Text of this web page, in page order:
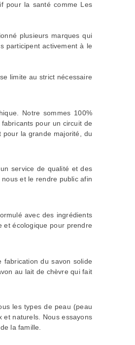
pour la santé comme Les
plusieurs marques qui
participent activement à le
limite au strict nécessaire
Notre sommes 100%
pour un circuit de
pour la grande majorité, du
service de qualité et des
et le rendre public afin
avec des ingrédients
et écologique pour prendre
fabrication dusavon solide
au lait de chèvre qui fait
les types de peau (peau
et naturels. Nous essayons
la famille.